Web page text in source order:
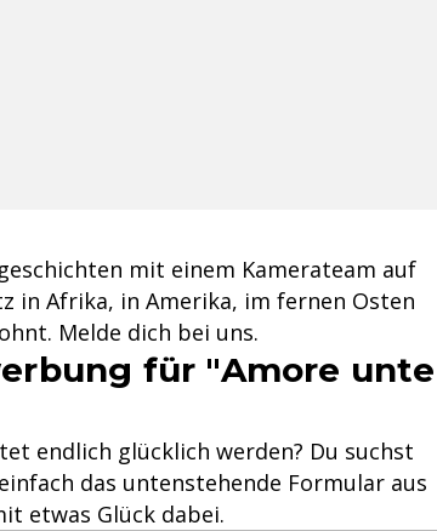
mit einem Kamerateam auf
in Afrika, in Amerika, im fernen Osten
Melde dich bei uns.
für "Amore
endlich glücklich werden? Du suchst
das untenstehende Formular aus
etwas Glück dabei.